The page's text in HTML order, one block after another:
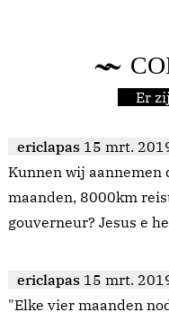
Er
ericlapas 15 mrt.
Kunnen wij aannemen
maanden, 8000km
gouverneur? Jesus e
ericlapas 15 mrt.
"Elke vier maanden